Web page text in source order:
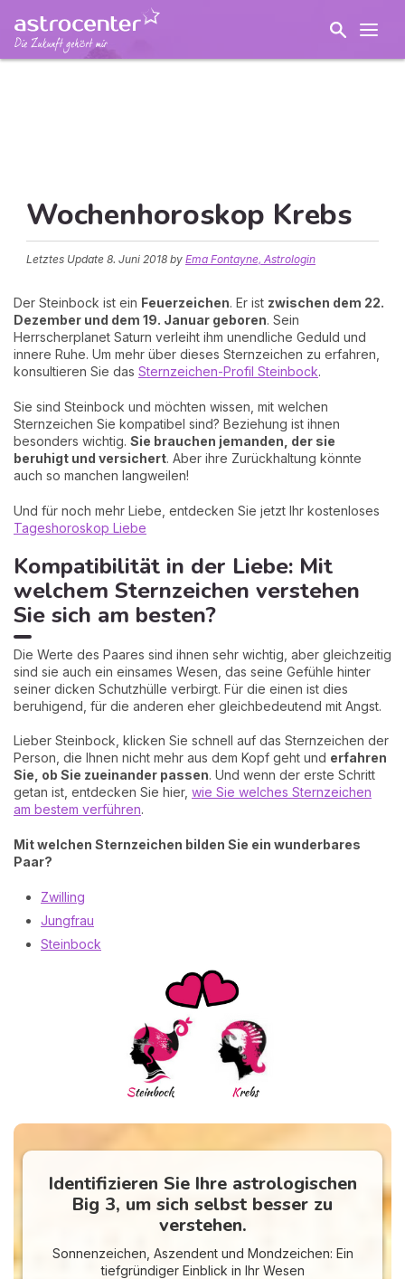
Wochenhoroskop Krebs
Letztes Update 8. Juni 2018 by Ema Fontayne, Astrologin
Der Steinbock ist ein Feuerzeichen. Er ist zwischen dem 22.
Dezember und dem 19. Januar geboren. Sein
Herrscherplanet Saturn verleiht ihm unendliche Geduld und
innere Ruhe. Um mehr über dieses Sternzeichen zu erfahren,
konsultieren Sie das Sternzeichen-Profil Steinbock.
Sie sind Steinbock und möchten wissen, mit welchen
Sternzeichen Sie kompatibel sind? Beziehung ist ihnen
besonders wichtig. Sie brauchen jemanden, der sie
beruhigt und versichert. Aber ihre Zurückhaltung könnte
auch so manchen langweilen!
Und für noch mehr Liebe, entdecken Sie jetzt Ihr kostenloses
Tageshoroskop Liebe
Kompatibilität in der Liebe: Mit
welchem Sternzeichen verstehen
Sie sich am besten?
Die Werte des Paares sind ihnen sehr wichtig, aber gleichzeitig
sind sie auch ein einsames Wesen, das seine Gefühle hinter
seiner dicken Schutzhülle verbirgt. Für die einen ist dies
beruhigend, für die anderen eher gleichbedeutend mit Angst.
Lieber Steinbock, klicken Sie schnell auf das Sternzeichen der
Person, die Ihnen nicht mehr aus dem Kopf geht und erfahren
Sie, ob Sie zueinander passen. Und wenn der erste Schritt
getan ist, entdecken Sie hier, wie Sie welches Sternzeichen
am bestem verführen.
Mit welchen Sternzeichen bilden Sie ein wunderbares
Paar?
Zwilling
Jungfrau
Steinbock
Identifizieren Sie Ihre astrologischen
Big 3, um sich selbst besser zu
verstehen.
Sonnenzeichen, Aszendent und Mondzeichen: Ein
tiefgründiger Einblick in Ihr Wesen